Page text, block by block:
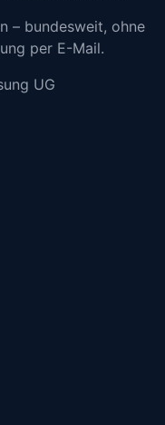
– bundesweit, ohne
per E-Mail.
UG